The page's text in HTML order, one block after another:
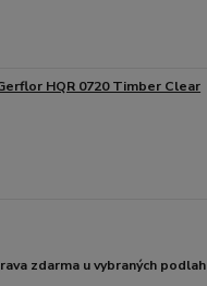
HQR 0720 Timber Clear
zdarma u vybraných podlah